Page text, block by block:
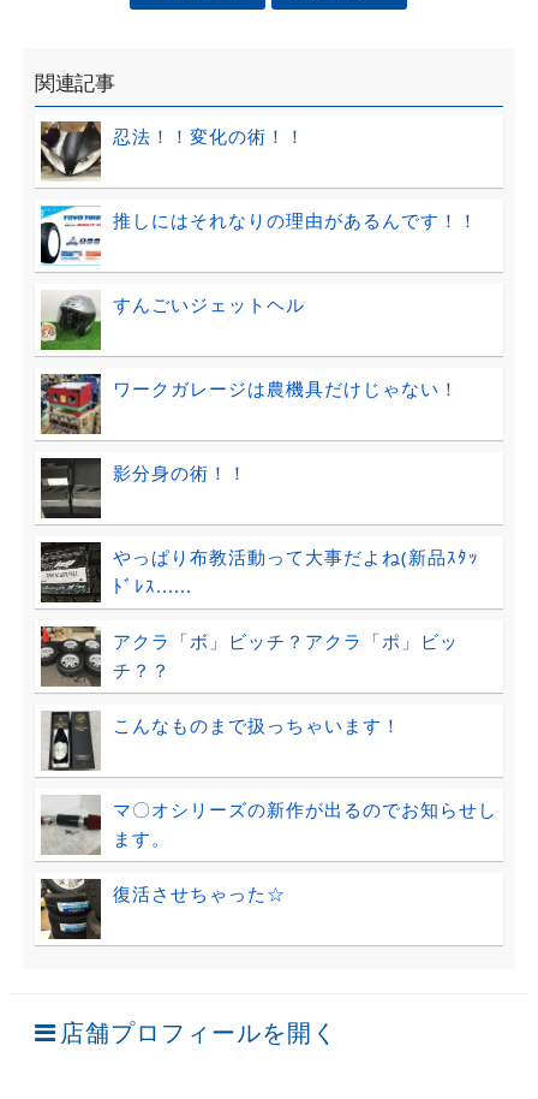
関連記事
忍法！！変化の術！！
推しにはそれなりの理由があるんです！！
すんごいジェットヘル
ワークガレージは農機具だけじゃない！
影分身の術！！
やっぱり布教活動って大事だよね(新品ｽﾀｯ
ﾄﾞﾚｽ......
アクラ「ボ」ビッチ？アクラ「ポ」ビッ
チ？？
こんなものまで扱っちゃいます！
マ〇オシリーズの新作が出るのでお知らせし
ます。
復活させちゃった☆
店舗プロフィールを開く